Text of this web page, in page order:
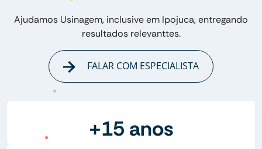
Ajudamos Usinagem, inclusive em Ipojuca, entregando
resultados relevanttes.
FALAR COM ESPECIALISTA
+15 anos